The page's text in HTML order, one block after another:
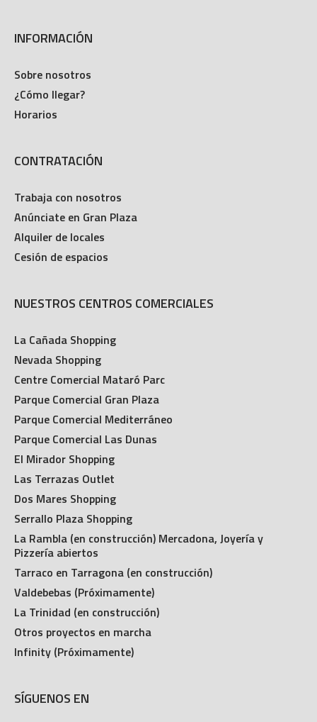
INFORMACIÓN
¿Cómo llegar?
Horarios
CONTRATACIÓN
Anúnciate en Gran Plaza
Alquiler de locales
Cesión de espacios
Nevada Shopping
Centre Comercial Mataró Parc
Parque Comercial Gran Plaza
Parque Comercial Mediterráneo
Parque Comercial Las Dunas
El Mirador Shopping
Las Terrazas Outlet
Dos Mares Shopping
Serrallo Plaza Shopping
La Rambla (en construcción) Mercadona, Joyería y
Pizzería abiertos
Tarraco en Tarragona (en construcción)
Valdebebas (Próximamente)
La Trinidad (en construcción)
Otros proyectos en marcha
Infinity (Próximamente)
SÍGUENOS EN